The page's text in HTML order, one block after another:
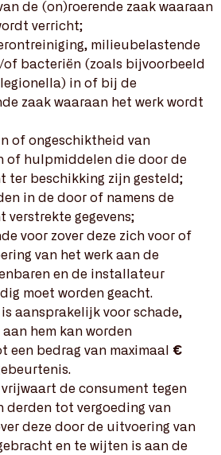
de (on)roerende zaak waaraan
verricht;
milieubelastende
of bacteriën (zoals bijvoorbeeld
in of bij de
zaak waaraan het werk wordt
of ongeschiktheid van
of hulpmiddelen die door de
ter beschikking zijn gesteld;
in de door of namens de
verstrekte gegevens;
voor zover deze zich voor of
van het werk aan de
en de installateur
moet worden geacht.
aansprakelijk voor schade,
hem kan worden
een bedrag van maximaal €
de consument tegen
derden tot vergoeding van
deze door de uitvoering van
en te wijten is aan de